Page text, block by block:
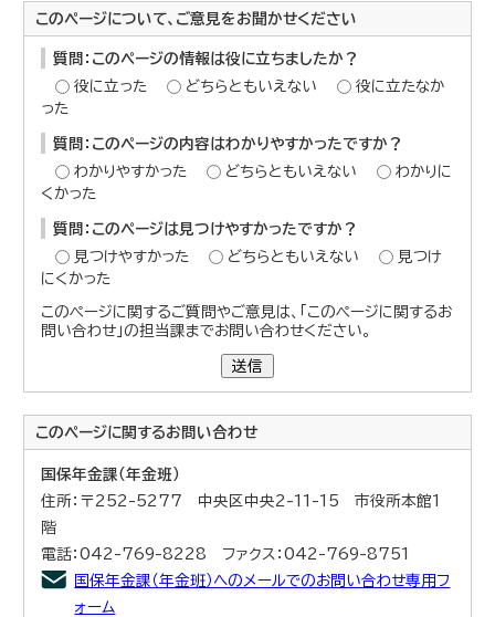
このページについて、ご意見をお聞かせください
質問：このページの情報は役に立ちましたか？
役に立った
どちらともいえない
役に立たなか
った
質問：このページの内容はわかりやすかったですか？
わかりやすかった
どちらともいえない
わかりに
くかった
質問：このページは見つけやすかったですか？
見つけやすかった
どちらともいえない
見つけ
にくかった
このページに関するご質問やご意見は、「このページに関するお
問い合わせ」の担当課までお問い合わせください。
送信
このページに関するお問い合わせ
国保年金課（年金班）
住所：〒252-5277 中央区中央2-11-15 市役所本館1
階
電話：042-769-8228 ファクス：042-769-8751
国保年金課（年金班）へのメールでのお問い合わせ専用フ
ォーム